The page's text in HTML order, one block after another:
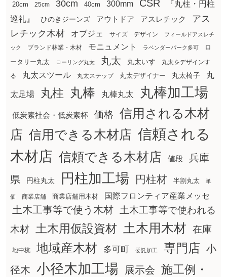
20cm 25cm 30cm 40cm 300mm CSR
『丸柱・円柱
巡礼』
ひのきジーンズ アウトドア アスレチック
アス
レチック木材
オブジェ サイズ デザイン フィールドアスレチ
ック ブランド林業・木材 モニュメント ラベンダーパーク多可
ロ
ータリー丸太
ローリング丸太 丸太 丸太いす
丸太をデザインす
る
丸太スツール 丸太ステップ 丸太デザイナー 丸太椅子 丸
太足場 丸柱 丸棒 丸棒丸太 丸棒加工場
低炭素社会・低炭素杯 価格
信用される木材
店 信用できる木材店 信頼される
木材店 信頼できる木材店 値段
兵庫
県
円柱丸太 円柱加工場 円柱材 半割丸太 単
価 商業店舗 商業店舗用木材 国際フロンティア産業メッセ
土木工事等で使う木材
土木工事等で使われる
木材
土木用仮設資材 土木用木材 在庫
地中杭 地域産木材 多可町 委託加工 専門店 小
径木 小径木加工場 展示会 施工例・